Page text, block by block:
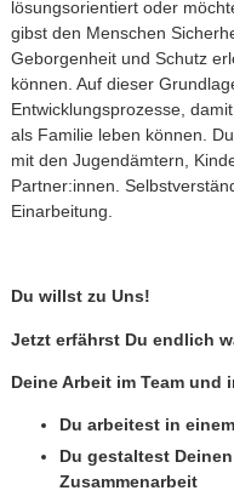
lösungsorientiert oder
gibst den Menschen
Geborgenheit und Schutz
können. Auf dieser
Entwicklungsprozesse,
als Familie leben können.
mit den Jugendämtern,
Partner:innen.
Einarbeitung.
Du willst zu Uns!
Jetzt erfährst Du endlich
Deine Arbeit im Team und
Du arbeitest in
Du gestaltest
Zusammenarbeit